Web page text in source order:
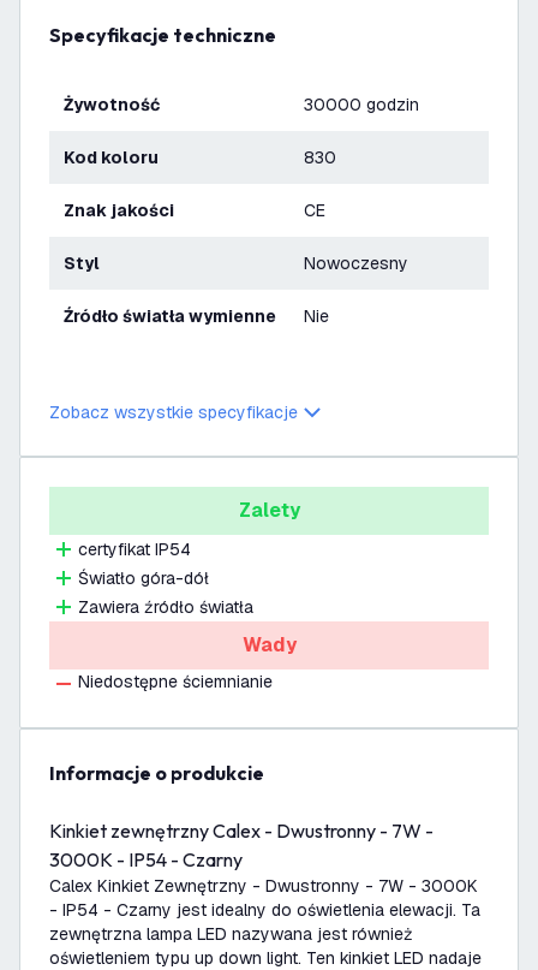
Specyfikacje techniczne
Żywotność 30000 godzin
Kod koloru 830
Znak jakości CE
Styl Nowoczesny
Źródło światła wymienne Nie
Zobacz wszystkie specyfikacje
Zalety
certyfikat IP54
Światło góra-dół
Zawiera źródło światła
Wady
Niedostępne ściemnianie
informacje o produkcie
Kinkiet zewnętrzny Calex - Dwustronny - 7W -
3000K - IP54 - Czarny
Calex Kinkiet Zewnętrzny - Dwustronny - 7W - 3000K
- IP54 - Czarny jest idealny do oświetlenia elewacji. Ta
zewnętrzna lampa LED nazywana jest również
oświetleniem typu up down light. Ten kinkiet LED nadaje